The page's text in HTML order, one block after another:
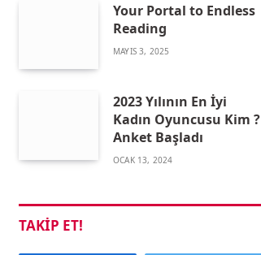
Your Portal to Endless
Reading
MAYIS 3, 2025
2023 Yılının En İyi
Kadın Oyuncusu Kim ?
Anket Başladı
OCAK 13, 2024
TAKIP ET!